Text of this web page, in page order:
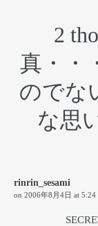
2
真・・
のでな
な思
rinrin_sesami
on 2006年8月4日 at 5:24